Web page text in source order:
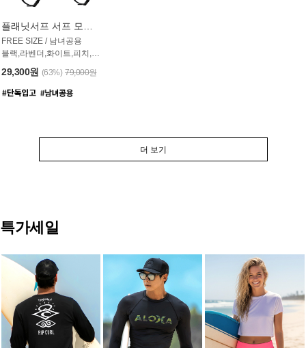
플래닛서프 서프 모자 UAC007PS
FREE SIZE / 남녀공용
블랙,라벤더,화이트,피치,그레이,오트밀 6컬러
29,300원 (63%) 79,000원
더 보기
특가세일